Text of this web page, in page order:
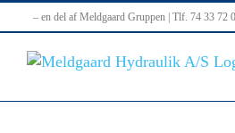
to
content
– en del af Meldgaard Gruppen | Tlf. 74 33 72